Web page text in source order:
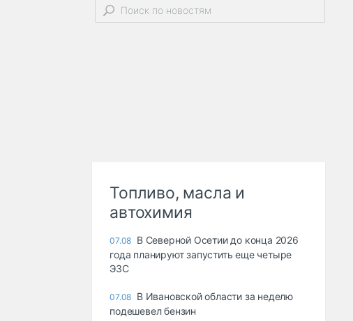
Топливо, масла и
автохимия
07.08 В Северной Осетии до конца 2026
года планируют запустить еще четыре
ЭЗС
07.08 В Ивановской области за неделю
подешевел бензин